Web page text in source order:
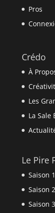
Pros
Crédo
À
Les
La Sale
Le Pire
Saison 1
Saison 2
Saison 3